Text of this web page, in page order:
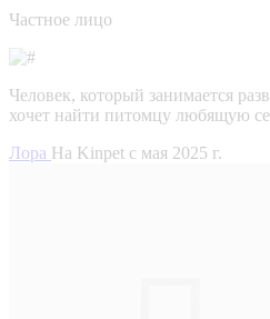
Частное лицо
Человек, который занимается
хочет найти питомцу любящую
Лора На Kinpet c мая 2025 г.